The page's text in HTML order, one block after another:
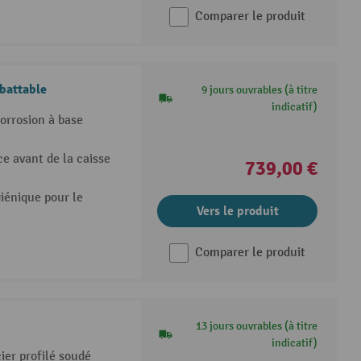
Comparer le produit
à base
avant de la caisse
pour le
9 jours ouvrables (à titre
indicatif)
739,00 €
Vers le produit
Comparer le produit
profilé soudé
13 jours ouvrables (à titre
indicatif)